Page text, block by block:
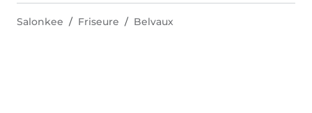
Salonkee Friseure Belvaux